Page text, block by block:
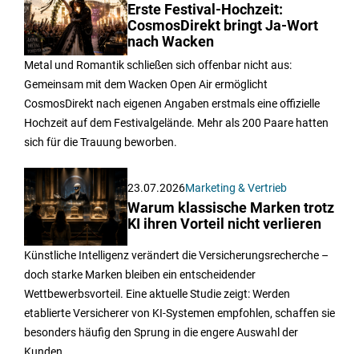
Erste Festival-Hochzeit:
CosmosDirekt bringt Ja-Wort
nach Wacken
Metal und Romantik schließen sich offenbar nicht aus:
Gemeinsam mit dem Wacken Open Air ermöglicht
CosmosDirekt nach eigenen Angaben erstmals eine offizielle
Hochzeit auf dem Festivalgelände. Mehr als 200 Paare hatten
sich für die Trauung beworben.
23.07.2026Marketing & Vertrieb
Warum klassische Marken trotz
KI ihren Vorteil nicht verlieren
Künstliche Intelligenz verändert die Versicherungsrecherche –
doch starke Marken bleiben ein entscheidender
Wettbewerbsvorteil. Eine aktuelle Studie zeigt: Werden
etablierte Versicherer von KI-Systemen empfohlen, schaffen sie
besonders häufig den Sprung in die engere Auswahl der
Kunden.